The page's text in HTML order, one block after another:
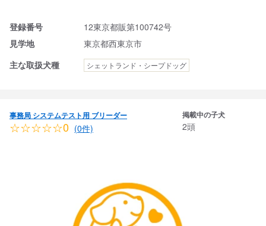
登録番号
12東京都販第100742号
見学地
東京都西東京市
主な取扱犬種
シェットランド・シープドッグ
事務局 システムテスト用 ブリーダー
☆☆☆☆☆0 (0件)
掲載中の子犬
2頭